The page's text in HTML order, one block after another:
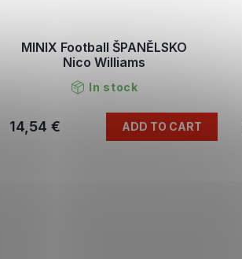
MINIX Football ŠPANĚLSKO
Nico Williams
In stock
14,54 € ADD TO CART